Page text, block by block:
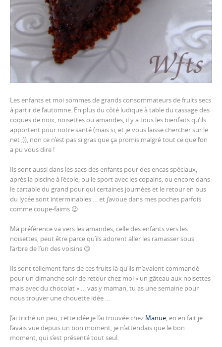
Les enfants et moi sommes de grands consommateurs de fruits secs
à partir de l’automne. En plus du côté ludique à table du cassage des
coques de noix, noisettes ou amandes, il y a tous les bienfaits qu’ils
apportent pour notre santé (mais si, et je vous laisse chercher sur le
net ;)), non ce n’est pas si gras que ça promis malgré tout ce que l’on
a pu vous dire !
Ils sont aussi dans les sacs des enfants pour des encas spéciaux,
après la piscine à l’école, ou le sport avec les copains, ou encore dans
le cartable du grand pour qui certaines journées et le retour en bus
du lycée sont interminables … et j’avoue dans mes poches parfois
comme coupe-faims 😉
Ma préférence va vers les amandes, celle des enfants vers les
noisettes, peut être parce qu’ils adorent aller les ramasser sous
l’arbre de l’un des voisins 😉
Ils sont tellement fans de ces fruits là qu’ils m’avaient commandé
pour un dimanche soir de retour chez moi « un gâteau aux noisettes
mais avec du chocolat » … vas y maman, tu as une semaine pour
nous trouver une chouette idée …
J’ai triché un peu, cette idée je l’ai trouvée chez Manue, en en fait je
l’avais vue depuis un bon moment, je n’attendais que le bon
moment, qui s’est présenté tout seul.